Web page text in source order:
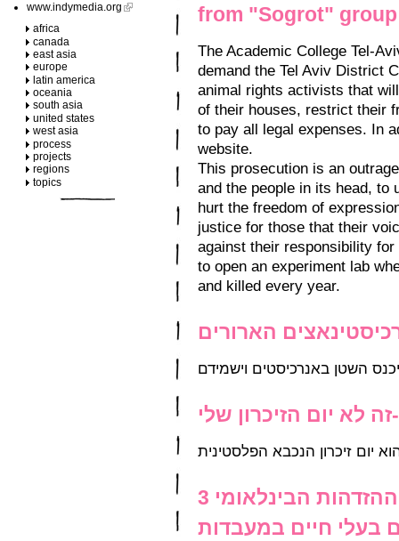
www.indymedia.org
africa
canada
east asia
europe
latin america
oceania
south asia
united states
west asia
process
projects
regions
topics
from "Sogrot"
The Academic College Tel-
demand the Tel Aviv District
animal rights activists that
of their houses, restrict their
to pay all legal expenses. In
website.
This prosecution is an
and the people in its head, to
hurt the freedom of
justice for those that their
against their responsibility
to open an experiment lab
and killed every year.
הארורים
יכנס השטן באנרכיסטים וישמידם
זה לא יום הזיכרון שלי-
יום זיכרון הנכבא הפלסטינית
3 עצורים בהפגנה לציון שבוע ההזדהות הבינלאומי
בעלי חיים במעבדות